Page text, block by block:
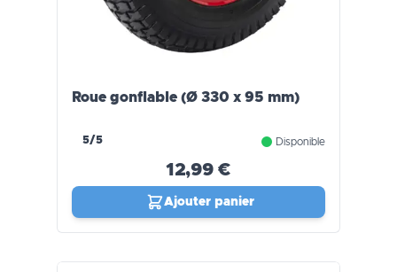
Roue gonflable (Ø 330 x 95 mm)
5/5 Disponible
12,99 €
Ajouter panier